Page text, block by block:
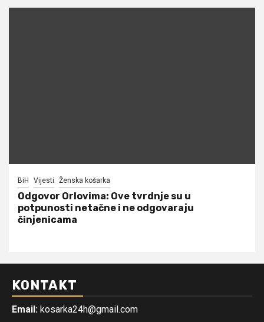
BiH Vijesti Ženska košarka
Odgovor Orlovima: ​Ove tvrdnje su u
potpunosti netačne i ne odgovaraju
činjenicama
KONTAKT
Email: kosarka24h@gmail.com